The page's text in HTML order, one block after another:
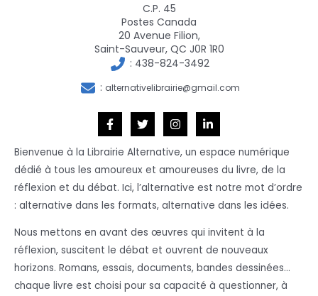
C.P. 45
Postes Canada
20 Avenue Filion,
Saint-Sauveur, QC J0R 1R0
: 438-824-3492
: alternativelibrairie@gmail.com
Bienvenue à la Librairie Alternative, un espace numérique
dédié à tous les amoureux et amoureuses du livre, de la
réflexion et du débat. Ici, l’alternative est notre mot d’ordre
: alternative dans les formats, alternative dans les idées.
Nous mettons en avant des œuvres qui invitent à la
réflexion, suscitent le débat et ouvrent de nouveaux
horizons. Romans, essais, documents, bandes dessinées…
chaque livre est choisi pour sa capacité à questionner, à